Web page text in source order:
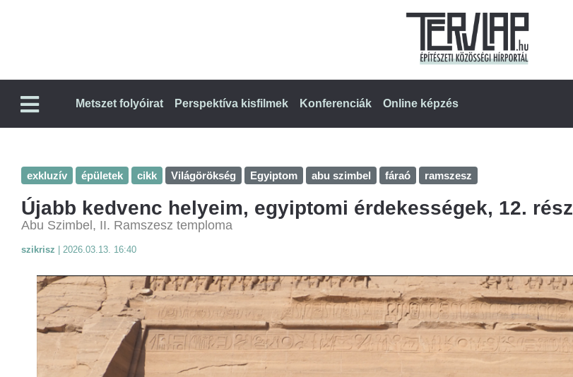
Metszet folyóirat Perspektíva kisfilmek Konferenciák Online képzés
exkluzív épületek cikk Világörökség Egyiptom abu szimbel fáraó ramszesz
Újabb kedvenc helyeim, egyiptomi érdekességek, 12. rész
Abu Szimbel, II. Ramszesz temploma
szikrisz 2026.03.13. 16:40